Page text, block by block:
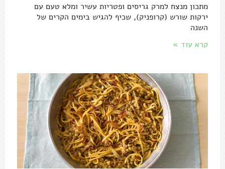
מתכון מנצח למרק גריסים ופטריות עשיר ומלא טעם עם
ירקות שורש (קרופניק), שכיף להגיש בימים הקרים של
השנה
קרא עוד »